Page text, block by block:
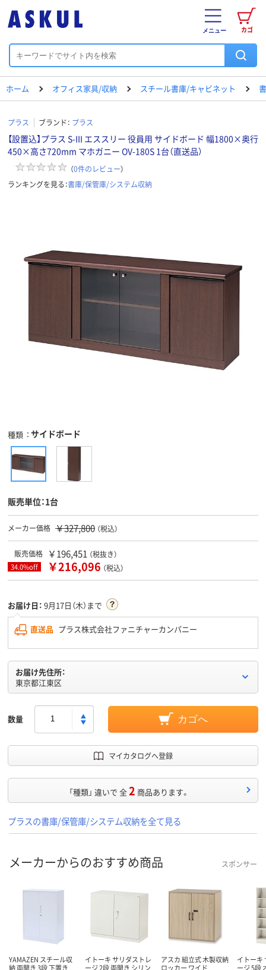
カゴ
メニュー
ホーム オフィス家具/収納 スチール書庫/キャビネット
プラス ブランド： プラス
【設置込】プラス S-III エススリー 役員用 サイドボード 幅1800×奥行
450×高さ720mm マホガニー OV-180S 1台（直送品）
（0件のレビュー）
ランキングを見る：書庫/保管庫/システム収納
種類 サイドボード
販売単位：1台
メーカー価格 ￥327,800 （税込）
販売価格 ￥196,451 （税抜き）
34.0%off ￥216,096 （税込）
お届け日： 9月17日（木）まで
直送品 プラス株式会社ファニチャーカンパニー
お届け先住所：
東京都江東区
数量 カゴへ
マイカタログへ登録
「種類」 違いで 全2 商品あります。
プラスの書庫/保管庫/システム収納を全て見る
メーカーからのおすすめ商品 スポンサー
YAMAZEN スチール収
納 両開き 3段 下置き
イトーキ サリダストレ
ージ 2段 両開き シリン
アスカ 組立式 木製収納
ロッカー ワイド
イトーキ
ージ 5段